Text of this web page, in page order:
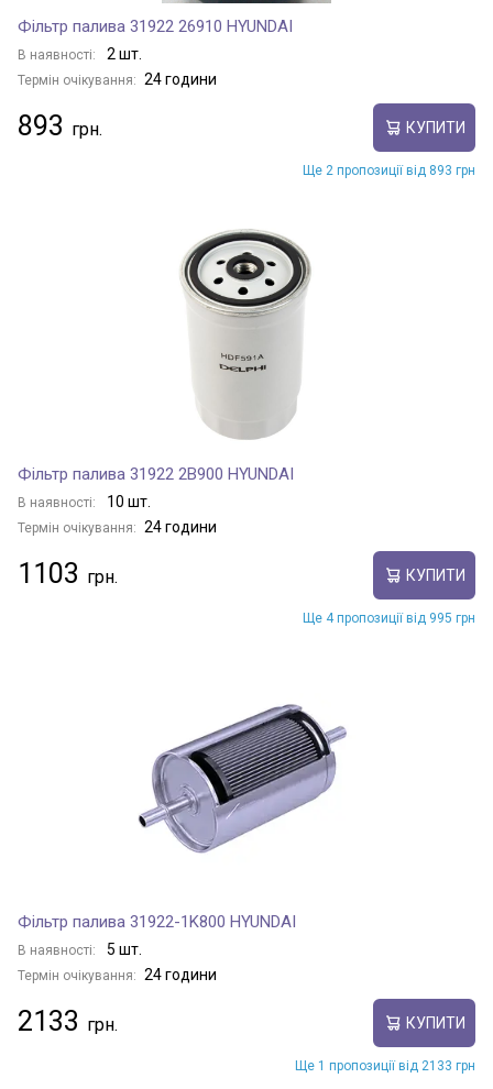
Фільтр палива 31922 26910 HYUNDAI
В наявності: 2 шт.
Термін очікування: 24 години
893 КУПИТИ
Ще 2 пропозиції від 893 грн
Фільтр палива 31922 2B900 HYUNDAI
В наявності: 10 шт.
Термін очікування: 24 години
1103 КУПИТИ
Ще 4 пропозиції від 995 грн
Фільтр палива 31922-1K800 HYUNDAI
В наявності: 5 шт.
Термін очікування: 24 години
2133 КУПИТИ
Ще 1 пропозиції від 2133 грн